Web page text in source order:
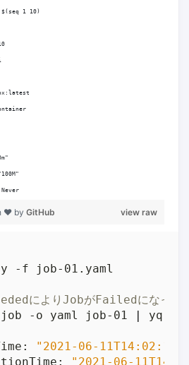
1 10)
Never
view raw
❤ by GitHub
によりJobがFailedになって
-o yaml job-01
|
yq -
"2021-06-
"2021-06-